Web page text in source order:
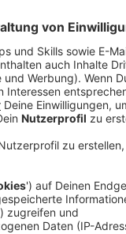
am frühen
am
in der Nähe des
aufmerksamer
einen Nissan und
brannten. Er
löschen.
Die Polizei stellte
fest.